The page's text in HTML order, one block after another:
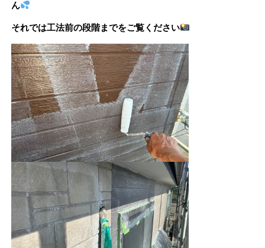
ん
それでは工法前の段階までをご覧ください